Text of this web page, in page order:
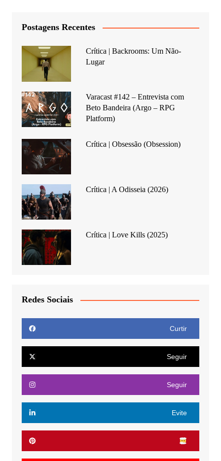
Postagens Recentes
Crítica | Backrooms: Um Não-
Lugar
Varacast #142 – Entrevista com
Beto Bandeira (Argo – RPG
Platform)
Crítica | Obsessão (Obsession)
Crítica | A Odisseia (2026)
Crítica | Love Kills (2025)
Redes Sociais
Curtir
Seguir
Seguir
Evite